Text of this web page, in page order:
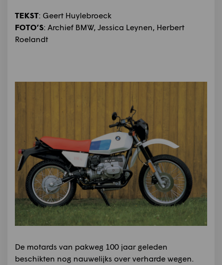
TEKST: Geert Huylebroeck
FOTO’S: Archief BMW, Jessica Leynen, Herbert
Roelandt
De motards van pakweg 100 jaar geleden
beschikten nog nauwelijks over verharde wegen.